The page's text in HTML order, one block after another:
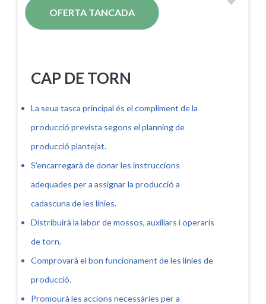
OFERTA TANCADA
CAP DE TORN
La seua tasca principal és el compliment de la
producció prevista segons el planning de
producció plantejat.
S'encarregarà de donar les instruccions
adequades per a assignar la producció a
cadascuna de les línies.
Distribuirà la labor de mossos, auxiliars i operaris
de torn.
Comprovarà el bon funcionament de les línies de
producció.
Promourà les accions necessàries per a